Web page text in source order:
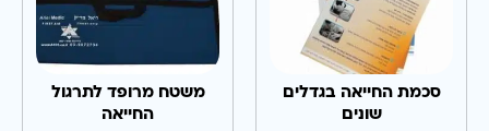
סכמת החייאה בגדלים
שונים
משטח מרופד לתרגול
החייאה